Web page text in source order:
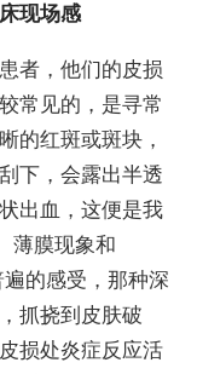
现场感
者，他们的皮损
常见的，是寻常
的红斑或斑块，
下，会露出半透
出血，这便是我
薄膜现象和
的感受，那种深
抓挠到皮肤破
损处炎症反应活